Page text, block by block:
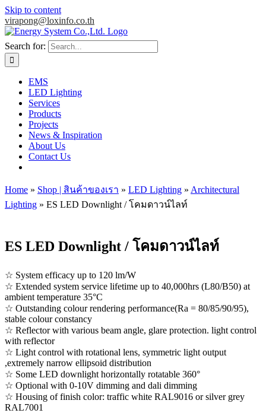
Skip to content
virapong@loxinfo.co.th
Search for:
EMS
LED Lighting
Services
Products
Projects
News & Inspiration
About Us
Contact Us
Home » Shop | สินค้าของเรา » LED Lighting » Architectural
Lighting » ES LED Downlight / โคมดาวน์ไลท์
ES LED Downlight / โคมดาวน์ไลท์
☆ System efficacy up to 120 lm/W
☆ Extended system service lifetime up to 40,000hrs (L80/B50) at
ambient temperature 35°C
☆ Outstanding colour rendering performance(Ra = 80/85/90/95),
stable colour constancy
☆ Reflector with various beam angle, glare protection. light control
with reflector
☆ Light control with rotational lens, symmetric light output
,extremely narrow ellipsoid distribution
☆ Some LED downlight horizontally rotatable 360°
☆ Optional with 0-10V dimming and dali dimming
☆ Housing of finish color: traffic white RAL9016 or silver grey
RAL7001